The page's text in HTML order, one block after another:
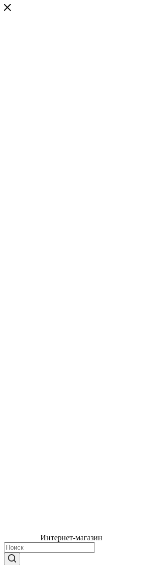
Интернет-магазин